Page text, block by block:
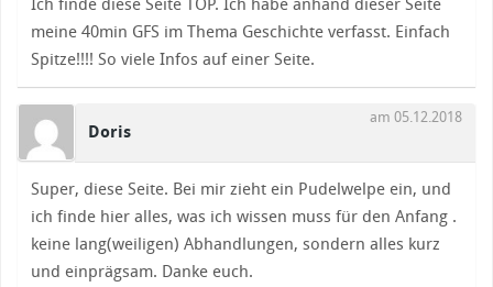
Ich finde diese Seite TOP. Ich habe anhand dieser Seite
meine 40min GFS im Thema Geschichte verfasst. Einfach
Spitze!!!! So viele Infos auf einer Seite.
Doris
am 05.12.2018
Super, diese Seite. Bei mir zieht ein Pudelwelpe ein, und
ich finde hier alles, was ich wissen muss für den Anfang .
keine lang(weiligen) Abhandlungen, sondern alles kurz
und einprägsam. Danke euch.